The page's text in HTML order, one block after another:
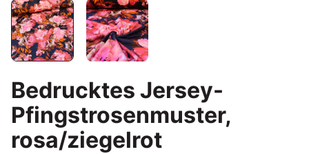
Bedrucktes Jersey-
Pfingstrosenmuster,
rosa/ziegelrot